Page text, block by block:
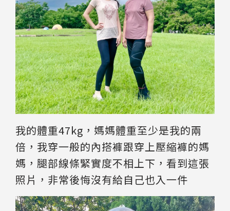
我的體重47kg，媽媽體重至少是我的兩
倍，我穿一般的內搭褲跟穿上壓縮褲的媽
媽，腿部線條緊實度不相上下，看到這張
照片，非常後悔沒有給自己也入一件